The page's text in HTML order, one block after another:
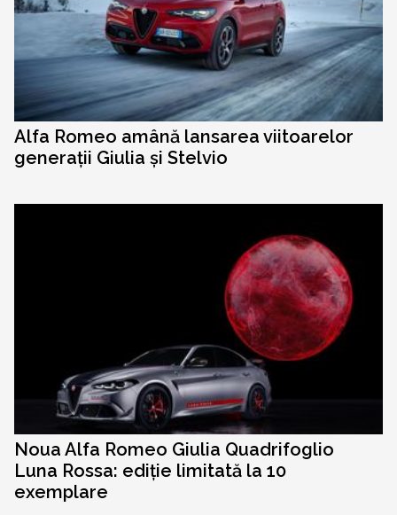
Alfa Romeo amână lansarea viitoarelor
generații Giulia și Stelvio
Noua Alfa Romeo Giulia Quadrifoglio
Luna Rossa: ediție limitată la 10
exemplare